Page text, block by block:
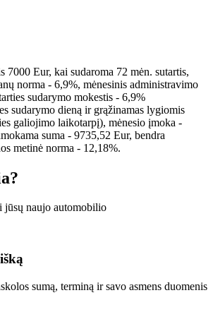
7000 Eur, kai sudaroma 72 mėn. sutartis,
norma - 6,9%, mėnesinis administravimo
sudarymo mokestis - 6,9%
sudarymo dieną ir grąžinamas lygiomis
galiojimo laikotarpį), mėnesio įmoka -
suma - 9735,52 Eur, bendra
metinė norma - 12,18%.
jūsų naujo automobilio
sumą, terminą ir savo asmens duomenis